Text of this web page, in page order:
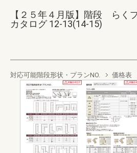
【２５年４月版】階段 らく
カタログ 12-13(14-15)
対応可能階段形状・プランNO. 価格表